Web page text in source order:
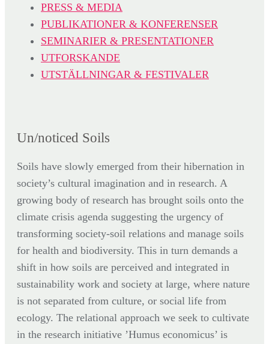
PRESS & MEDIA
PUBLIKATIONER & KONFERENSER
SEMINARIER & PRESENTATIONER
UTFORSKANDE
UTSTÄLLNINGAR & FESTIVALER
Un/noticed Soils
Soils have slowly emerged from their hibernation in
society’s cultural imagination and in research. A
growing body of research has brought soils onto the
climate crisis agenda suggesting the urgency of
transforming society-soil relations and manage soils
for health and biodiversity. This in turn demands a
shift in how soils are perceived and integrated in
sustainability work and society at large, where nature
is not separated from culture, or social life from
ecology. The relational approach we seek to cultivate
in the research initiative ’Humus economicus’ is